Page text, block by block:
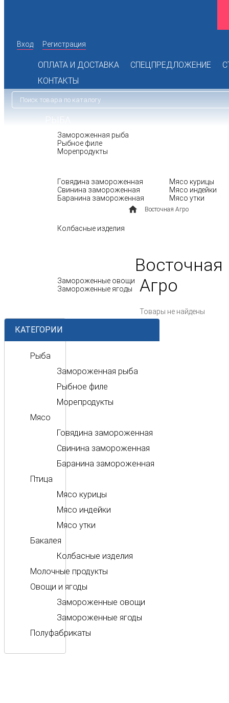
Вход Регистрация
ОПЛАТА И ДОСТАВКА СПЕЦПРЕДЛОЖЕНИЕ
КОНТАКТЫ
+7 (925) 072 77 74
10:00 до 17:00
Доставка при сумме заказа от 8
000 руб.
РЫБА
Замороженная рыба
Рыбное филе
Морепродукты
Говядина замороженная
Свинина замороженная
Баранина замороженная
Мясо курицы
Мясо индейки
Мясо утки
Колбасные изделия
Замороженные овощи
Замороженные ягоды
Восточная Агро
Восточная
Агро
Товары не найдены
КАТЕГОРИИ
Рыба
Замороженная рыба
Рыбное филе
Морепродукты
Мясо
Говядина замороженная
Свинина замороженная
Баранина замороженная
Птица
Мясо курицы
Мясо индейки
Мясо утки
Бакалея
Колбасные изделия
Молочные продукты
Овощи и ягоды
Замороженные овощи
Замороженные ягоды
Полуфабрикаты